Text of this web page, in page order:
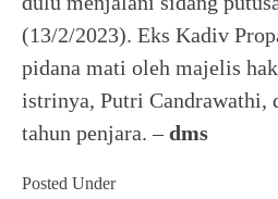
(13/2/2023). Eks Kadiv
pidana mati oleh majelis
istrinya, Putri Candrawathi,
tahun penjara. –dms
Posted Under